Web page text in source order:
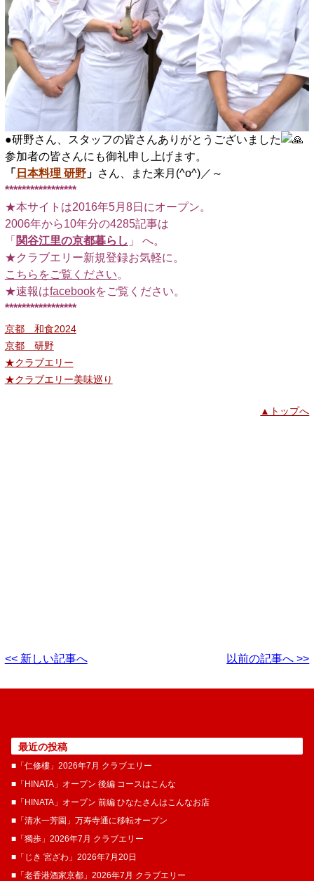
●研野さん、スタッフの皆さんありがとうございました
参加者の皆さんにも御礼申し上げます。
「 日本料理 研野」 さん、また来月(^o^)／～
*****************
★本サイトは2016年5月8日にオープン。
2006年から10年分の4285記事は
「 関谷江里の京都暮らし 」 へ。
★クラブエリー新規登録お気軽に。
こちらをご覧ください。
★速報はfacebookをご覧ください。
*****************
京都 和食2024
京都 研野
★クラブエリー
★クラブエリー美味巡り
▲トップへ
<< 新しい記事へ 以前の記事へ >>
最近の投稿
■「仁修樓」2026年7月 クラブエリー
■「HINATA」オープン 後編 コースはこんな
■「HINATA」オープン 前編 ひなたさんはこんなお店
■「清水一芳園」万寿寺通に移転オープン
■「獨歩」2026年7月 クラブエリー
■「じき 宮ざわ」2026年7月20日
■「老香港酒家京都」2026年7月 クラブエリー